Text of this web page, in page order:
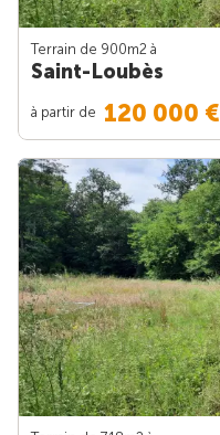
Terrain de 900m2 à
Saint-Loubès
à partir de 120 000 €